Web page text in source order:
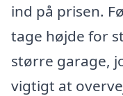
ind på prisen.
tage højde for
større garage,
vigtigt at